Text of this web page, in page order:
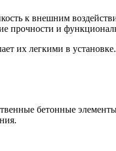
к внешним
прочности и
их легкими в
бетонные